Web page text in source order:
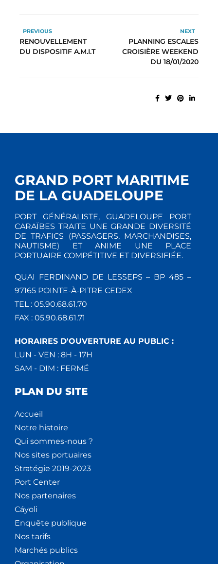
PREVIOUS
RENOUVELLEMENT
DU DISPOSITIF A.M.I.T
NEXT
PLANNING ESCALES
CROISIÈRE WEEKEND
DU 18/01/2020
GRAND PORT MARITIME
DE LA GUADELOUPE
PORT GÉNÉRALISTE, GUADELOUPE PORT
CARAÏBES TRAITE UNE GRANDE DIVERSITÉ
DE TRAFICS (PASSAGERS, MARCHANDISES,
NAUTISME) ET ANIME UNE PLACE
PORTUAIRE COMPÉTITIVE ET DIVERSIFIÉE.
QUAI FERDINAND DE LESSEPS – BP 485 –
97165 POINTE-À-PITRE CEDEX
TEL : 05.90.68.61.70
FAX : 05.90.68.61.71
HORAIRES D'OUVERTURE AU PUBLIC :
LUN - VEN : 8H - 17H
SAM - DIM : FERMÉ
PLAN DU SITE
Accueil
Notre histoire
Qui sommes-nous ?
Nos sites portuaires
Stratégie 2019-2023
Port Center
Nos partenaires
Cáyoli
Enquête publique
Nos tarifs
Marchés publics